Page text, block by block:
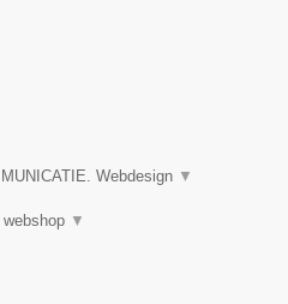
Webdesign ▼
▼